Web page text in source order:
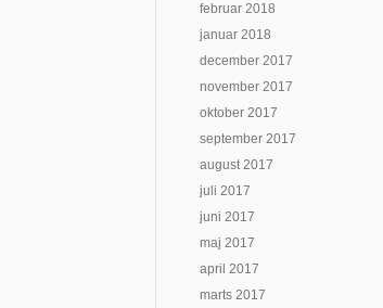
februar 2018
januar 2018
december 2017
november 2017
oktober 2017
september 2017
august 2017
juli 2017
juni 2017
maj 2017
april 2017
marts 2017